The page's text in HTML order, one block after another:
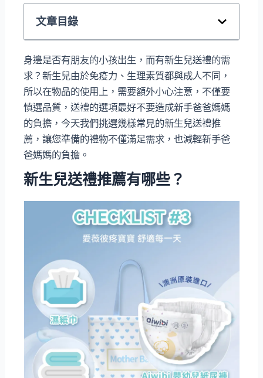
文章目錄
身邊是否有朋友的小孩出生，而有新生兒送禮的需
求？新生兒由於免疫力、生理素質都與成人不同，
所以在物品的使用上，需要額外小心注意，不僅要
慎選品質，送禮的選項最好不要造成新手爸爸媽媽
的負擔，今天我們挑選幾樣常見的新生兒送禮推
薦，讓您準備的禮物不僅滿足需求，也減輕新手爸
爸媽媽的負擔。
新生兒送禮推薦有哪些？